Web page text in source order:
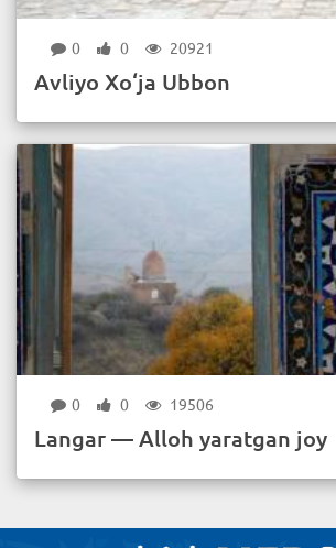
0 0 20921
Avliyo Xo‘ja Ubbon
0 0 19506
Langar — Alloh yaratgan joy